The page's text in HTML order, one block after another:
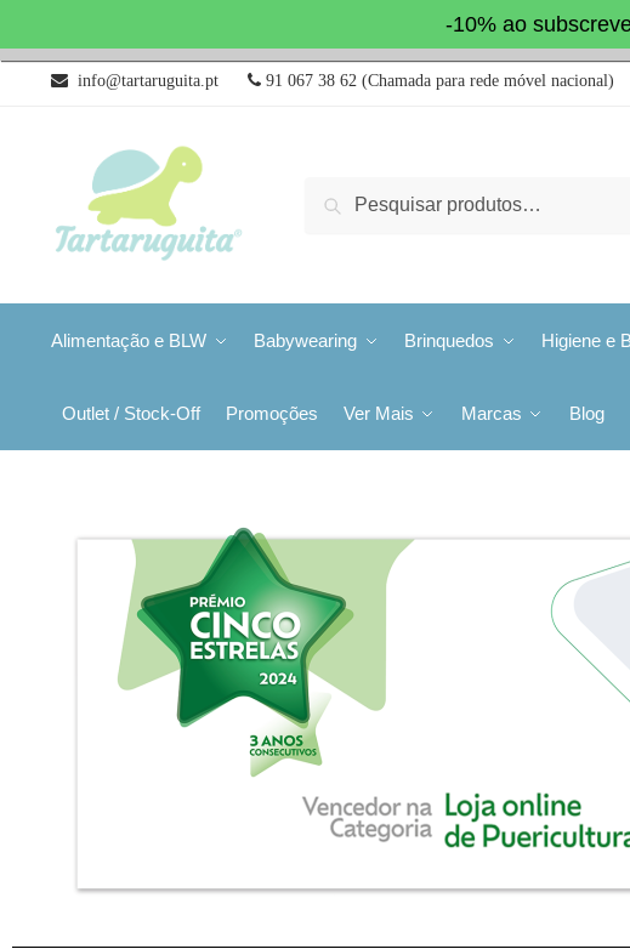
-10% ao
info@tartaruguita.pt 91 067 38 62 (Chamada para rede móvel nacional)
Pesquisa
Alimentação e BLW Babywearing Brinquedos Higiene e
Outlet / Stock-Off Promoções Ver Mais Marcas Blog